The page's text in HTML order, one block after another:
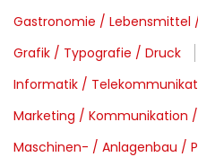
Gastronomie / Lebensmittel
Grafik / Typografie / Druck
Informatik /
Marketing / Kommunikation
Maschinen- / Anlagenbau /